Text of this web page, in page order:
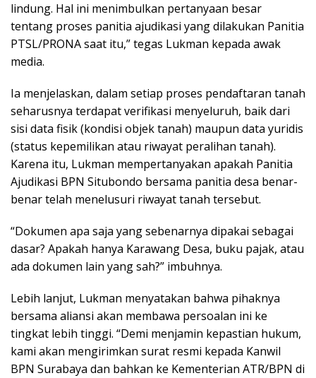
lindung. Hal ini menimbulkan pertanyaan besar
tentang proses panitia ajudikasi yang dilakukan Panitia
PTSL/PRONA saat itu,” tegas Lukman kepada awak
media.
Ia menjelaskan, dalam setiap proses pendaftaran tanah
seharusnya terdapat verifikasi menyeluruh, baik dari
sisi data fisik (kondisi objek tanah) maupun data yuridis
(status kepemilikan atau riwayat peralihan tanah).
Karena itu, Lukman mempertanyakan apakah Panitia
Ajudikasi BPN Situbondo bersama panitia desa benar-
benar telah menelusuri riwayat tanah tersebut.
“Dokumen apa saja yang sebenarnya dipakai sebagai
dasar? Apakah hanya Karawang Desa, buku pajak, atau
ada dokumen lain yang sah?” imbuhnya.
Lebih lanjut, Lukman menyatakan bahwa pihaknya
bersama aliansi akan membawa persoalan ini ke
tingkat lebih tinggi. “Demi menjamin kepastian hukum,
kami akan mengirimkan surat resmi kepada Kanwil
BPN Surabaya dan bahkan ke Kementerian ATR/BPN di